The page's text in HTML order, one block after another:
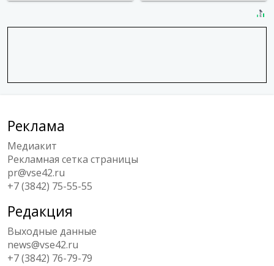
Реклама
Медиакит
Рекламная сетка страницы
pr@vse42.ru
+7 (3842) 75-55-55
Редакция
Выходные данные
news@vse42.ru
+7 (3842) 76-79-79